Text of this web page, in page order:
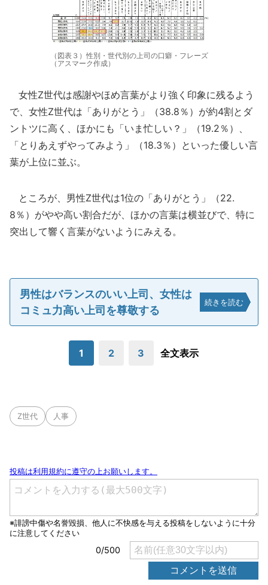
（図表３）性別・世代別の上司の口癖・フレーズ
（アスマーク作成）
女性Z世代は感謝やほめ言葉がより強く印象に残るよう
で、女性Z世代は「ありがとう」（38.8％）が約4割とダ
ントツに高く、ほかにも「いま忙しい？」（19.2％）、
「とりあえずやってみよう」（18.3％）といった優しい言
葉が上位に並ぶ。
ところが、男性Z世代は1位の「ありがとう」（22.
8％）がやや高い割合だが、ほかの言葉は横並びで、特に
突出して響く言葉がないようにみえる。
男性はバランスのいい上司、女性は
コミュ力高い上司を尊敬する
続きを読む
1 2 3 全文表示
Z世代 人事